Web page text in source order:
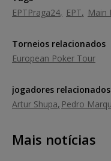
EPTPraga24
EPT Main
Torneios relacionados
European Poker Tour
jogadores relacionados
Artur Shupa Pedro
Mais notícias